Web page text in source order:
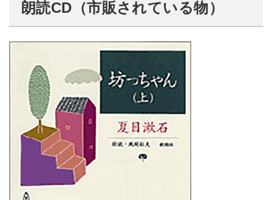
朗読CD（市販されている物）